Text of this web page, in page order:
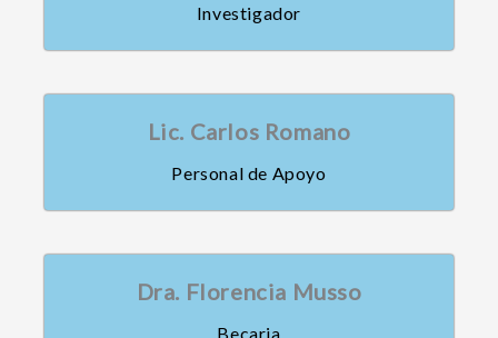
Investigador
Lic. Carlos Romano
Personal de Apoyo
Dra. Florencia Musso
Becaria